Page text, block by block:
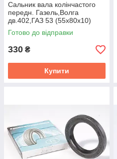
Сальник вала колiнчастого
передн. Газель,Волга
дв.402,ГАЗ 53 (55х80х10)
(CORTECO) 53-1005032-01
Готово до відправки
330 ₴
Купити